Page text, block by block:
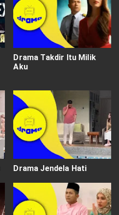
Drama Takdir Itu Milik
Aku
Drama Jendela Hati